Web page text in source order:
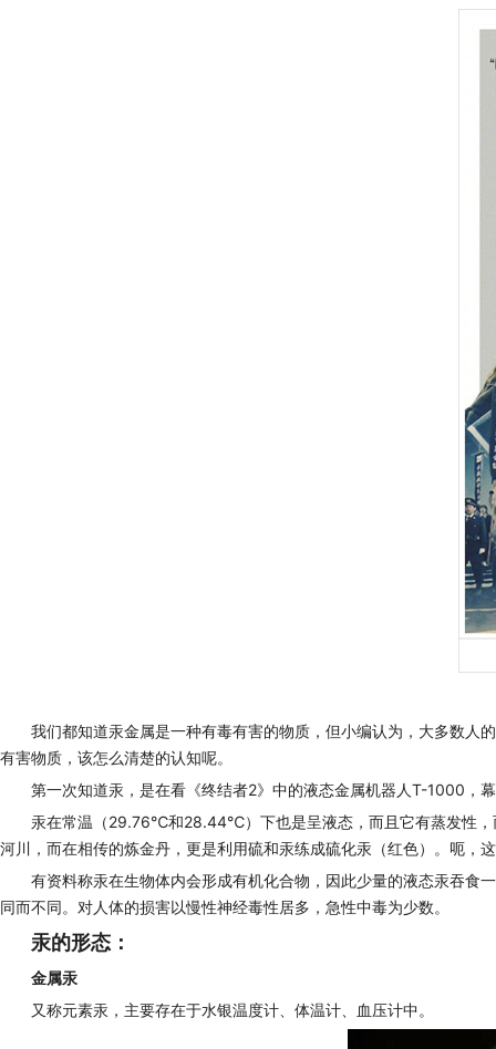
我们都知道汞金属是一种有毒有害的物质，但小编认为，大多数人
有害物质，该怎么清楚的认知呢。
第一次知道汞，是在看《终结者2》中的液态金属机器人T-1000，
汞在常温（29.76℃和28.44℃）下也是呈液态，而且它有蒸发性，
河川，而在相传的炼金丹，更是利用硫和汞练成硫化汞（红色）。呃，
有资料称汞在生物体内会形成有机化合物，因此少量的液态汞吞食
同而不同。对人体的损害以慢性神经毒性居多，急性中毒为少数。
汞的形态：
金属汞
又称元素汞，主要存在于水银温度计、体温计、血压计中。